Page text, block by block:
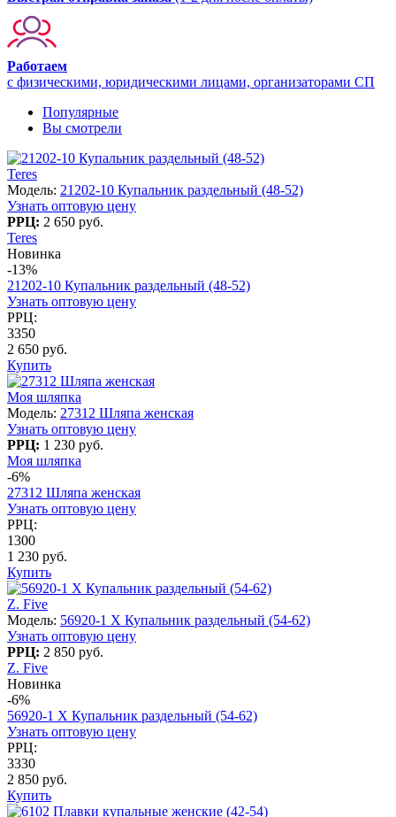
Работаем
с физическими, юридическими лицами, организаторами СП
Популярные
Вы смотрели
Teres
Модель: 21202-10 Купальник раздельный (48-52)
Узнать оптовую цену
РРЦ: 2 650 руб.
Teres
Новинка
-13%
21202-10 Купальник раздельный (48-52)
Узнать оптовую цену
РРЦ:
3350
2 650 руб.
Купить
Моя шляпка
Модель: 27312 Шляпа женская
Узнать оптовую цену
РРЦ: 1 230 руб.
Моя шляпка
-6%
27312 Шляпа женская
Узнать оптовую цену
РРЦ:
1300
1 230 руб.
Купить
Z. Five
Модель: 56920-1 X Купальник раздельный (54-62)
Узнать оптовую цену
РРЦ: 2 850 руб.
Z. Five
Новинка
-6%
56920-1 X Купальник раздельный (54-62)
Узнать оптовую цену
РРЦ:
3330
2 850 руб.
Купить